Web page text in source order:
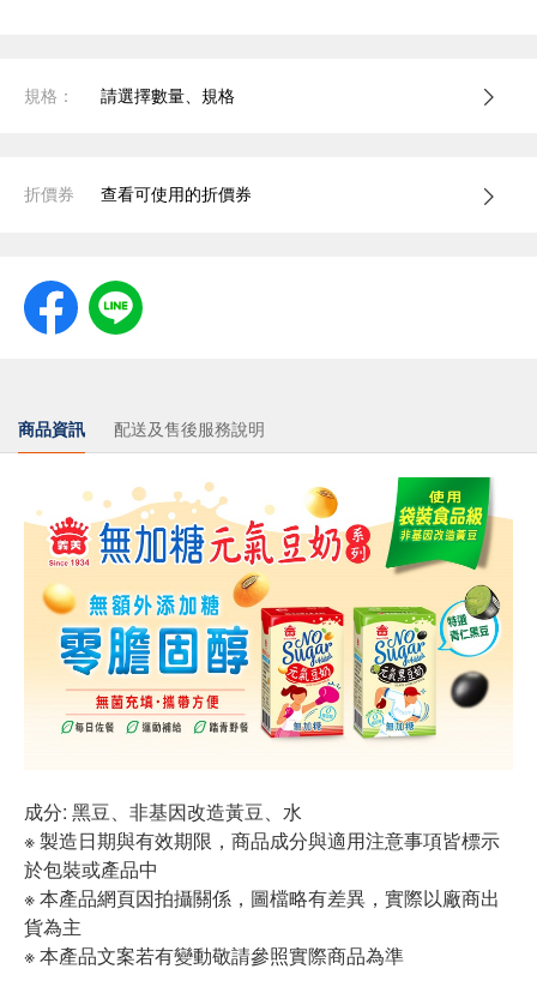
規格： 請選擇數量、規格
折價券 查看可使用的折價券
商品資訊 配送及售後服務說明
成分: 黑豆、非基因改造黃豆、水
※ 製造日期與有效期限，商品成分與適用注意事項皆標示
於包裝或產品中
※ 本產品網頁因拍攝關係，圖檔略有差異，實際以廠商出
貨為主
※ 本產品文案若有變動敬請參照實際商品為準